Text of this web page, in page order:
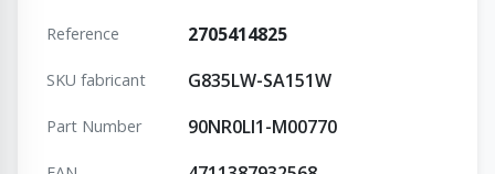
Reference 2705414825
SKU fabricant G835LW-SA151W
Part Number 90NR0LI1-M00770